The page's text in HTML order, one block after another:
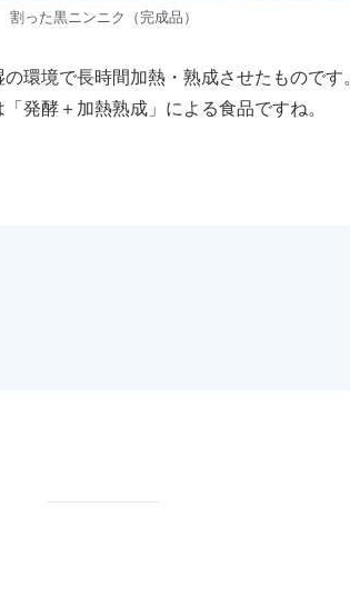
割った黒ニンニク（完成品）
環境で長時間加熱・熟成させたものです。
発酵＋加熱熟成」による食品ですね。